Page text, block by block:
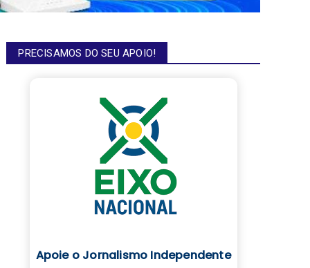
PRECISAMOS DO SEU APOIO!
Apoie o Jornalismo Independente